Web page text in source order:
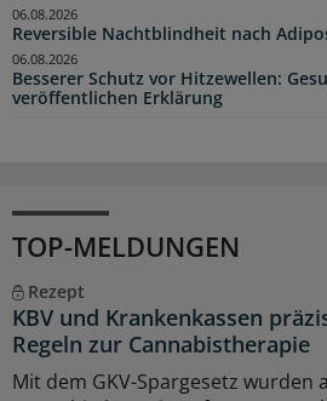
Reversible Nachtblindheit nach
06.08.2026
Besserer Schutz vor Hitzewellen:
veröffentlichen Erklärung
06.08.2026
TOP-MELDUNGEN
Rezept
KBV und Krankenkassen
Regeln zur Cannabistherapie
Mit dem GKV-Spargesetz wurden